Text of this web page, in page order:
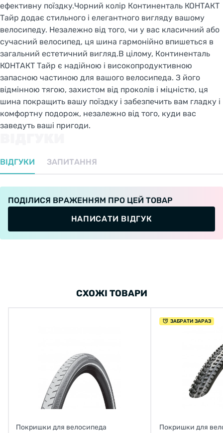
ефективну поїздку.Чорний колір Континенталь КОНТАКТ
Тайр додає стильного і елегантного вигляду вашому
велосипеду. Незалежно від того, чи у вас класичний або
сучасний велосипед, ця шина гармонійно впишеться в
загальний естетичний вигляд.В цілому, Континенталь
КОНТАКТ Тайр є надійною і високопродуктивною
запасною частиною для вашого велосипеда. З його
відмінною тягою, захистом від проколів і міцністю, ця
шина покращить вашу поїздку і забезпечить вам гладку і
комфортну подорож, незалежно від того, куди вас
заведуть ваші пригоди.
ВІДГУКИ ЗАПИТАННЯ
ПОДІЛИСЯ ВРАЖЕННЯМ ПРО ЦЕЙ ТОВАР
НАПИСАТИ ВІДГУК
СХОЖІ ТОВАРИ
Покришки для велосипеда
ЗАБРАТИ ЗАРАЗ
Покришки для